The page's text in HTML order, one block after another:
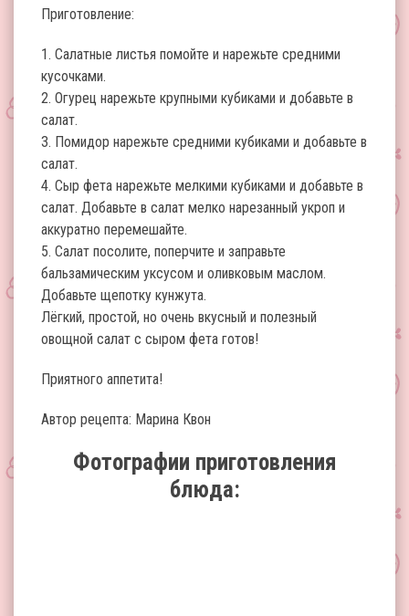
Приготовление:
1. Салатные листья помойте и нарежьте средними
кусочками.
2. Огурец нарежьте крупными кубиками и добавьте в
салат.
3. Помидор нарежьте средними кубиками и добавьте в
салат.
4. Сыр фета нарежьте мелкими кубиками и добавьте в
салат. Добавьте в салат мелко нарезанный укроп и
аккуратно перемешайте.
5. Салат посолите, поперчите и заправьте
бальзамическим уксусом и оливковым маслом.
Добавьте щепотку кунжута.
Лёгкий, простой, но очень вкусный и полезный
овощной салат с сыром фета готов!
Приятного аппетита!
Автор рецепта: Марина Квон
Фотографии приготовления
блюда: